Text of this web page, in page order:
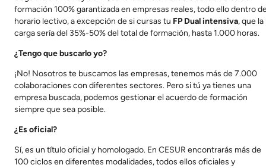
formación 100% garantizada en empresas reales, todo ello dentro
horario lectivo, a excepción de si cursas tu FP Dual intensiva, que la
carga sería del 35%-50% del total de formación, hasta 1.000 horas.
¿Tengo que buscarlo yo?
¡No! Nosotros te buscamos las empresas, tenemos más de 7.000
colaboraciones con diferentes sectores. Pero si tú ya tienes una
empresa buscada, podemos gestionar el acuerdo de formación
siempre que sea posible.
¿Es oficial?
Sí, es un título oficial y homologado. En CESUR encontrarás más de
100 ciclos en diferentes modalidades, todos ellos oficiales y